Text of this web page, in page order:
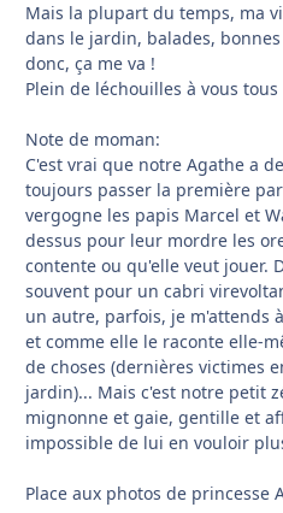
Mais la plupart du temps, ma
dans le jardin, balades,
donc, ça me va !
Plein de léchouilles à vous tous
Note de moman:
C'est vrai que notre Agathe a
toujours passer la première
vergogne les papis Marcel et
dessus pour leur mordre les
contente ou qu'elle veut jouer.
souvent pour un cabri
un autre, parfois, je m'attends
et comme elle le raconte elle-
de choses (dernières victimes
jardin)... Mais c'est notre petit
mignonne et gaie, gentille et
impossible de lui en vouloir
Place aux photos de princesse